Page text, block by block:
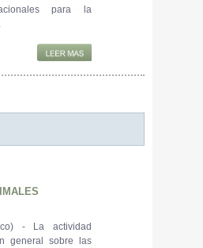
para la
- La actividad
general sobre las